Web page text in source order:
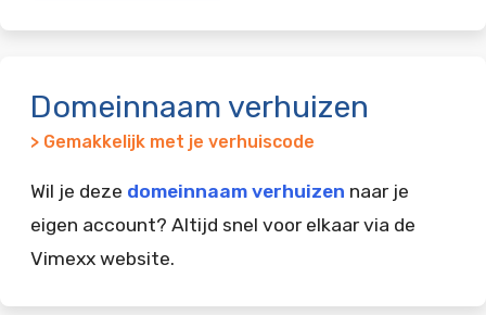
Domeinnaam verhuizen
> Gemakkelijk met je verhuiscode
Wil je deze domeinnaam verhuizen naar je
eigen account? Altijd snel voor elkaar via de
Vimexx website.